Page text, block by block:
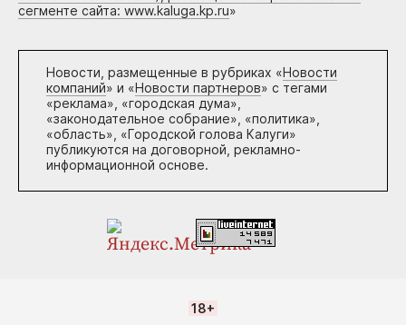
сегменте сайта: www.kaluga.kp.ru»
Новости, размещенные в рубриках «Новости
компаний» и «Новости партнеров» с тегами
«реклама», «городская дума»,
«законодательное собрание», «политика»,
«область», «Городской голова Калуги»
публикуются на договорной, рекламно-
информационной основе.
18+